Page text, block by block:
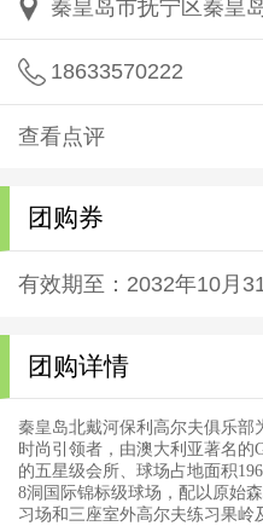
18633570222
查看点评
团购券
有效期至：2032年10月
团购详情
秦皇岛北戴河保利高尔夫俱乐部
时尚引领者，由澳大利亚著名的
的五星级会所、球场占地面积
8洞国际锦标级球场，配以原始
习场和三座室外高尔夫练习果岭